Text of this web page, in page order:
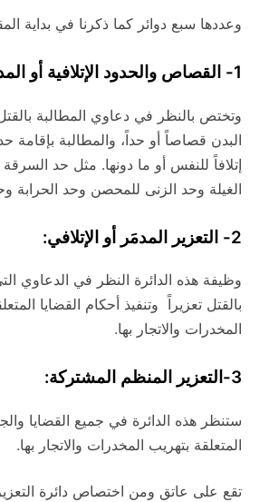
وعددها سبع دوائر كما ذكرنا في بداية
1- القصاص والحدود الإتلافية أو المدمَرة:
وتختص بالنظر في دعاوي المطالبة
البدن قصاصاً أو حداً، والمطالبة بإقامة
إتلافاً للنفس أو ما دونها. مثل حد
الغيلة وحد الزنى للمحصن وحد الحرابة
2- التعزير المدمَر أو الإتلافي:
وظيفة هذه الدائرة النظر في الدعاوي
بالقتل تعزيراً وتنفيذ أحكام القضايا
المخدرات والاتجار بها.
3-التعزير المنظم المشتركة:
ستنظر هذه الدائرة في جميع القضايا
المتعلقة بتهريب المخدرات والاتجار بها.
تقع على عاتق ومن اختصاص دائرة